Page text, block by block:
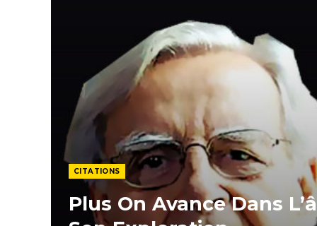
CITATIONS
Plus On Avance Dans